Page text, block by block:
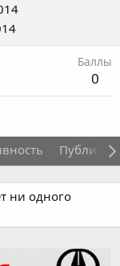
Баллы
0
ни одного